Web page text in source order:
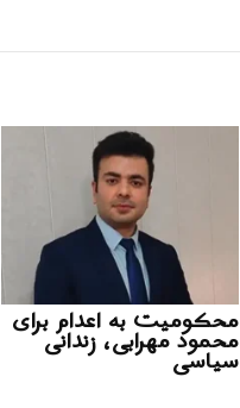
محکومیت به اعدام برای
محمود مهرابی، زندانی
سیاسی